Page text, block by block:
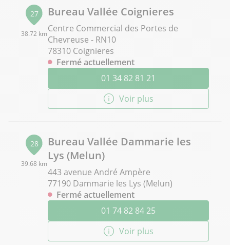
27
38.72 km
Bureau Vallée Coignieres
Centre Commercial des Portes de
Chevreuse - RN10
78310 Coignieres
Fermé actuellement
01 34 82 81 21
Voir plus
28
39.68 km
Bureau Vallée Dammarie les
Lys (Melun)
443 avenue André Ampère
77190 Dammarie les Lys (Melun)
Fermé actuellement
01 74 82 84 25
Voir plus